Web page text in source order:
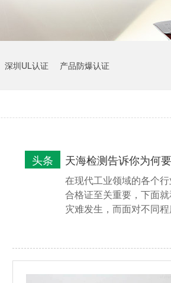
深圳UL认证 产品防爆认证
天海检测告诉你为何
头条
在现代工业领域的各个
合格证至关重要，下面
灾难发生，而面对不同